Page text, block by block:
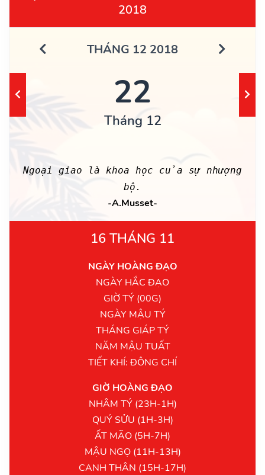
2018
THÁNG 12 2018
22
Tháng 12
Ngoại giao là khoa học của sự nhượng
bộ.
-A.Musset-
16 THÁNG 11
NGÀY HOÀNG ĐẠO
NGÀY HẮC ĐẠO
GIỜ TÝ (00G)
NGÀY MẬU TÝ
THÁNG GIÁP TÝ
NĂM MẬU TUẤT
TIẾT KHÍ: ĐÔNG CHÍ
GIỜ HOÀNG ĐẠO
NHÂM TÝ (23H-1H)
QUÝ SỬU (1H-3H)
ẤT MÃO (5H-7H)
MẬU NGỌ (11H-13H)
CANH THÂN (15H-17H)